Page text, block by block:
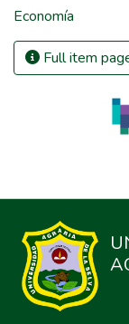
Economía
Full item